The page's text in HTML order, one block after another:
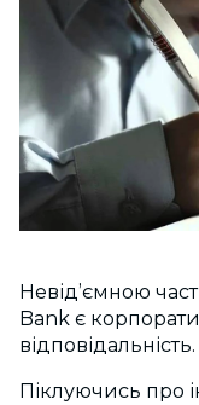
Невід’ємною
Bank є
відповідальність.
Піклуючись про